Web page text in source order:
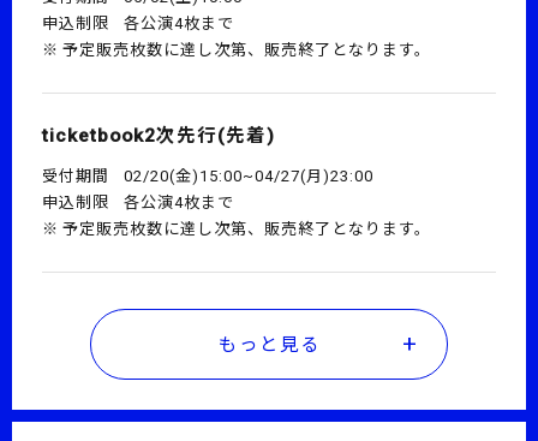
申込制限
各公演4枚まで
予定販売枚数に達し次第、販売終了となります。
ticketbook2次先行(先着)
受付期間
02/20(金)15:00~04/27(月)23:00
申込制限
各公演4枚まで
予定販売枚数に達し次第、販売終了となります。
もっと見る